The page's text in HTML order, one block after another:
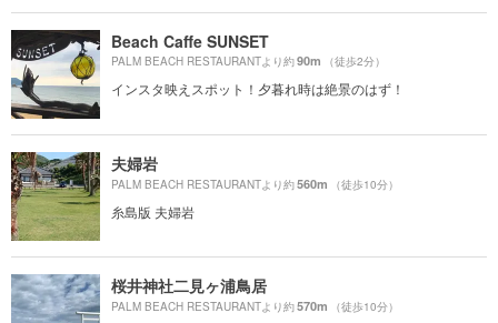
Beach Caffe SUNSET
PALM BEACH RESTAURANTより約90m （徒歩2分）
インスタ映えスポット！夕暮れ時は絶景のはず！
夫婦岩
PALM BEACH RESTAURANTより約560m （徒歩10分）
糸島版 夫婦岩
桜井神社二見ヶ浦鳥居
PALM BEACH RESTAURANTより約570m （徒歩10分）